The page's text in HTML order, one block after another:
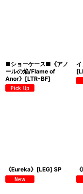
■ショーケース■《アノ
ールの焔/Flame of
Anor》[LTR-BF]
《Eureka》[LEG] SP